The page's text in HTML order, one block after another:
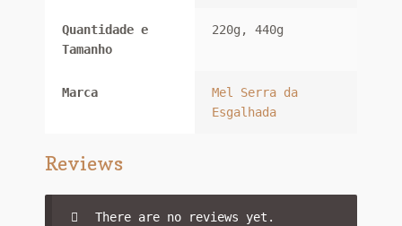
Quantidade e
Tamanho
220g, 440g
Marca
Mel Serra da
Esgalhada
Reviews
There are no reviews yet.